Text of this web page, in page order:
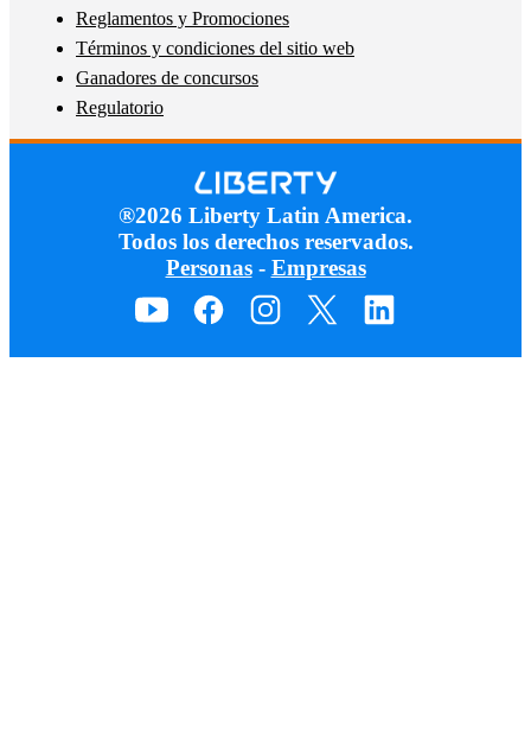
Reglamentos y Promociones
Términos y condiciones del sitio web
Ganadores de concursos
Regulatorio
®2026 Liberty Latin America.
Todos los derechos reservados.
Personas- Empresas